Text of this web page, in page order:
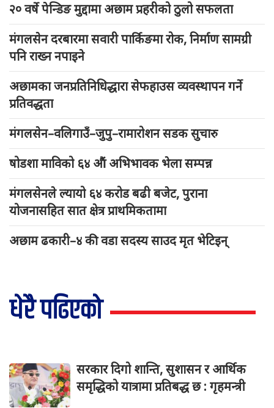
२० वर्षे पेन्डिङ मुद्दामा अछाम प्रहरीको ठुलो सफलता
मंगलसेन दरबारमा सवारी पार्किङमा रोक, निर्माण सामग्री
पनि राख्न नपाइने
अछामका जनप्रतिनिधिद्धारा सेफहाउस व्यवस्थापन गर्ने
प्रतिवद्धता
मंगलसेन–वलिगाउँ–जुपु–रामारोशन सडक सुचारु
षोडशा माविको ६४ औं अभिभावक भेला सम्पन्न
मंगलसेनले ल्यायो ६४ करोड बढी बजेट, पुराना
योजनासहित सात क्षेत्र प्राथमिकतामा
अछाम ढकारी–४ की वडा सदस्य साउद मृत भेटिइन्
धेरै पढिएको
सरकार दिगो शान्ति, सुशासन र आर्थिक
समृद्धिको यात्रामा प्रतिबद्ध छ : गृहमन्त्री